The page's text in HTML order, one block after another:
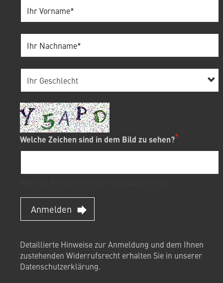
Welche Zeichen sind in dem Bild zu sehen?
Anmelden
Detaillierte Hinweise zur Anmeldung und dem Ihnen
zustehenden Widerrufsrecht erhalten Sie in unserer
Datenschutzerklärung.